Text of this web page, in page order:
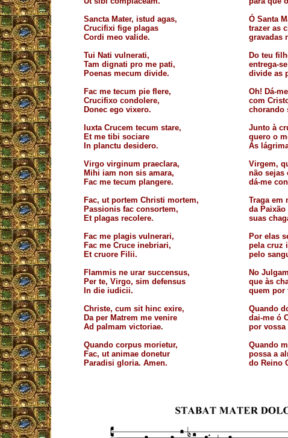
Sancta Mater, istud agas,
Crucifixi fige plagas
Cordi meo valide.
Tui Nati vulnerati,
Tam dignati pro me pati,
Poenas mecum divide.
Fac me tecum pie flere,
Crucifixo condolere,
Donec ego vixero.
Iuxta Crucem tecum stare,
Et me tibi sociare
In planctu desidero.
Virgo virginum praeclara,
Mihi iam non sis amara,
Fac me tecum plangere.
Fac, ut portem Christi mortem,
Passionis fac consortem,
Et plagas recolere.
Fac me plagis vulnerari,
Fac me Cruce inebriari,
Et cruore Filii.
Flammis ne urar succensus,
Per te, Virgo, sim defensus
In die iudicii.
Christe, cum sit hinc exire,
Da per Matrem me venire
Ad palmam victoriae.
Quando corpus morietur,
Fac, ut animae donetur
Paradisi gloria. Amen.
Ó Santa
trazer as
gravadas
Do teu
entrega-
divide as
Oh! Dá-
com
chorando
Junto à
quero o
Às
Virgem,
não sejas
dá-me
Traga em
da Paixão
suas
Por elas
pela cruz
pelo
No
que às
quem por
Quando
dai-me ó
por vossa
Quando
possa a
do Reino